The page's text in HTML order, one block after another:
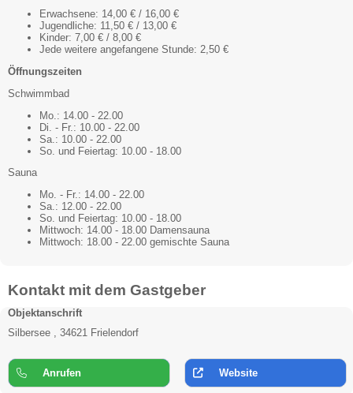
Erwachsene: 14,00 € / 16,00 €
Jugendliche: 11,50 € / 13,00 €
Kinder: 7,00 € / 8,00 €
Jede weitere angefangene Stunde: 2,50 €
Öffnungszeiten
Schwimmbad
Mo.: 14.00 - 22.00
Di. - Fr.: 10.00 - 22.00
Sa.: 10.00 - 22.00
So. und Feiertag: 10.00 - 18.00
Sauna
Mo. - Fr.: 14.00 - 22.00
Sa.: 12.00 - 22.00
So. und Feiertag: 10.00 - 18.00
Mittwoch: 14.00 - 18.00 Damensauna
Mittwoch: 18.00 - 22.00 gemischte Sauna
Kontakt mit dem Gastgeber
Objektanschrift
Silbersee , 34621 Frielendorf
Anrufen Website